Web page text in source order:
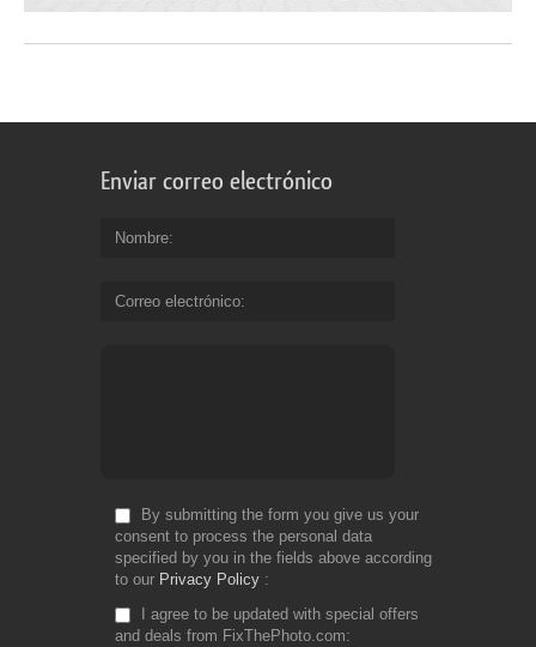
Enviar correo electrónico
Nombre
Correo electrónico
By submitting the form you give us your
consent to process the personal data
specified by you in the fields above according
to our Privacy Policy
I agree to be updated with special offers
and deals from FixThePhoto.com